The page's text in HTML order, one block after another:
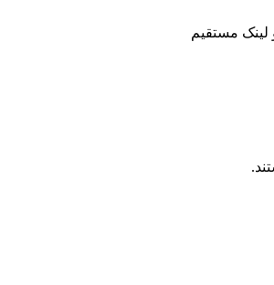
لینک مستقیم